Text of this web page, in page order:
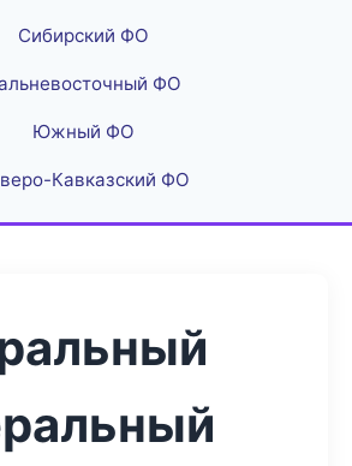
Сибирский ФО
ФО
Южный ФО
Кавказский ФО